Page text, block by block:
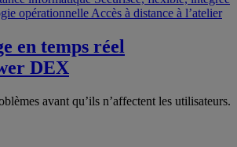
opérationnelle Accès à distance à l’atelier
en temps réel
DEX
avant qu’ils n’affectent les utilisateurs.